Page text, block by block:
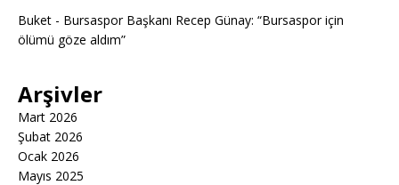
Buket - Bursaspor Başkanı Recep Günay: “Bursaspor için
ölümü göze aldım”
Arşivler
Mart 2026
Şubat 2026
Ocak 2026
Mayıs 2025